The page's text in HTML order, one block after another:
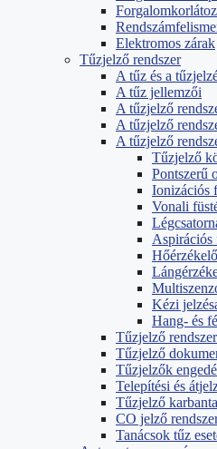
Elektromos zárak
Tűzjelző rendszer
A tűz és a
A tűz jellemzői
A tűzjelző
A tűzjelző
A tűzjelző
Tűzjelző
Pontszerű
Ionizációs
Vonali
Aspirációs
Hőérzékelő
Kézi
Hang- és
Tűzjelző
Tűzjelző
Tűzjelzők
Telepítési és
Tűzjelző
CO jelző
Tanácsok tűz